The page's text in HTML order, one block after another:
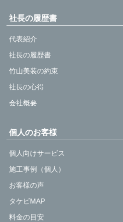
社長の履歴書
代表紹介
社長の履歴書
竹山美装の約束
社長の心得
会社概要
個人のお客様
個人向けサービス
施工事例（個人）
お客様の声
タケビMAP
料金の目安